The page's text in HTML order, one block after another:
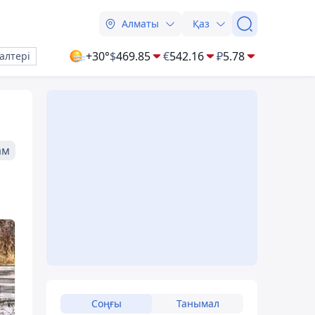
Алматы Қаз
+30°$469.85 €542.16 ₽5.78
Соңғы Танымал